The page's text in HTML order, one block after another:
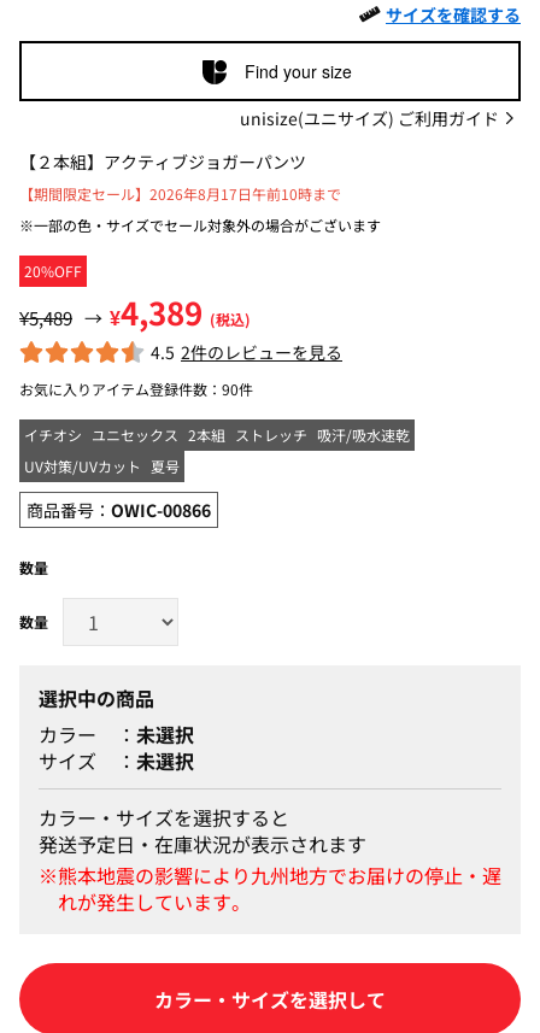
サイズを確認する
Find your size
unisize(ユニサイズ) ご利用ガイド
【２本組】アクティブジョガーパンツ
20%OFF
【期間限定セール】2026年8月17日午前10時まで
※一部の色・サイズでセール対象外の場合がございます
¥5,489 → ¥4,389 (税込)
4.5 2件のレビューを見る
お気に入りアイテム登録件数： 90件
イチオシ ユニセックス 2本組 ストレッチ 吸汗/吸水速乾
UV対策/UVカット
夏号
商品番号： OWIC-00866
数量
選択中の商品
カラー
未選択
サイズ
未選択
カラー・サイズを選択すると
発送予定日・在庫状況が表示されます
カラー・サイズを選択して